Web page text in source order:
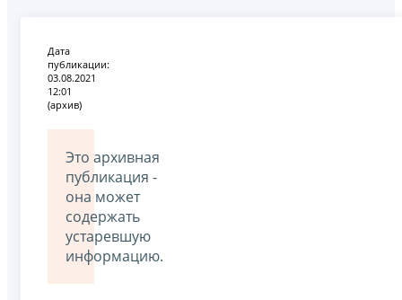
Дата
публикации:
03.08.2021
12:01
(архив)
Это архивная
публикация -
она может
содержать
устаревшую
информацию.